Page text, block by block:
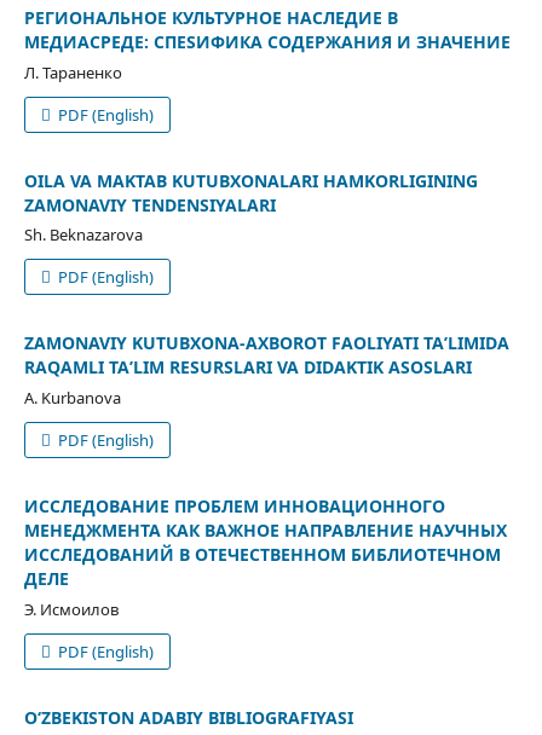
РЕГИОНАЛЬНОЕ КУЛЬТУРНОЕ НАСЛЕДИЕ В
МЕДИАСРЕДЕ: СПЕSИФИКА СОДЕРЖАНИЯ И ЗНАЧЕНИЕ
Л. Тараненко
PDF (English)
OILA VA MAKTAB KUTUBXONALARI HAMKORLIGINING
ZAMONAVIY TENDENSIYALARI
Sh. Beknazarova
PDF (English)
ZAMONAVIY KUTUBXONA-AXBOROT FAOLIYATI TAʼLIMIDA
RAQAMLI TAʼLIM RESURSLARI VA DIDAKTIK ASOSLARI
A. Kurbanova
PDF (English)
ИССЛЕДОВАНИЕ ПРОБЛЕМ ИННОВАЦИОННОГО
МЕНЕДЖМЕНТА КАК ВАЖНОЕ НАПРАВЛЕНИЕ НАУЧНЫХ
ИССЛЕДОВАНИЙ В ОТЕЧЕСТВЕННОМ БИБЛИОТЕЧНОМ
ДЕЛЕ
Э. Исмоилов
PDF (English)
О‘ZBEKISTON ADABIY BIBLIOGRAFIYASI